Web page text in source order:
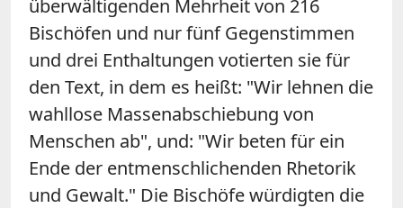
überwältigenden Mehrheit von 216
Bischöfen und nur fünf Gegenstimmen
und drei Enthaltungen votierten sie für
den Text, in dem es heißt: "Wir lehnen die
wahllose Massenabschiebung von
Menschen ab", und: "Wir beten für ein
Ende der entmenschlichenden Rhetorik
und Gewalt." Die Bischöfe würdigten die